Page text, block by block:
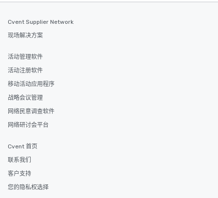
Cvent Supplier Network
现场解决方案
活动管理软件
活动注册软件
移动活动应用程序
战略会议管理
网络民意调查软件
网络研讨会平台
Cvent 首页
联系我们
客户支持
您的隐私权选择